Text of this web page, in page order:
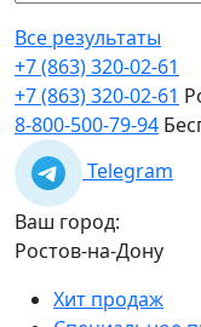
Все результаты
+7 (863) 320-02-61
+7 (863) 320-02-61
8-800-500-79-94
Telegram
Ваш город:
Ростов-на-Дону
Хит продаж